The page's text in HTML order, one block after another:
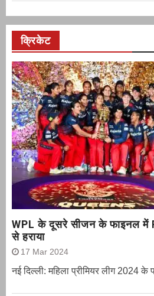
क्रिकेट
WPL के दूसरे सीजन के फाइनल में
से हराया
17 Mar 2024
नई दिल्ली: महिला प्रीमियर लीग 2024 के